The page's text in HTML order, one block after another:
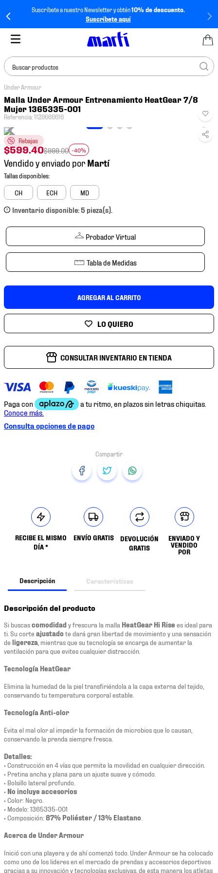
Suscríbete a nuestro Newsletter y obtén10% de descuento.
Suscríbete aquí
Buscar productos
Under Armour
Malla Under Armour Entrenamiento HeatGear 7/8
Mujer 1365335-001
Referencia:1129666616
Rebajas
$599.40$999.00 -40%
Vendido y enviado por
CH ECH MD
Inventario disponible: 5 pieza(s).
Probador Virtual
Tabla de Medidas
AGREGAR AL CARRITO
CONSULTAR INVENTARIO EN TIENDA
Consulta opciones de pago
RECIBE EL MISMO
DÍA *
ENVÍO GRATIS
DEVOLUCIÓN
GRATIS
ENVIADO Y
VENDIDO
POR
Descripción Características
Descripción del producto
Si buscascomodidad y frescura la malla HeatGear Hi Rise es ideal para
ti. Su corte ajustado te dará gran libertad de movimiento y una sensación
de ligereza , mientras que su tecnología se encarga de aumentar la
ventilación para que evites cualquier distracción.
Tecnología HeatGear
Elimina la humedad de la piel transfiriéndola a la capa externa del tejido,
conservando tu temperatura corporal estable.
Tecnología Anti-olor
Evita el mal olor al impedir la formación de microbios que lo causan,
conservando la prenda siempre fresca.
Detalles:
• Construcción en 4 vías que permite la movilidad en cualquier dirección.
• Pretina ancha y plana para un ajuste suave y cómodo.
• Bolsillo lateral profundo.
• No incluye accesorios
• Color: Negro.
• Modelo: 1365335-001
• Composición: 87% Poliéster / 13% Elastano
Acerca de Under Armour
Inició con una playera y de ahí comenzó todo. Under Armour se ha colocado
como uno de los lideres en el mercado de prendas y accesorios deportivos
gracias a su innovación y tecnologías exclusivas, de esta manera los atletas
TÉRMINOS MÁS
BUSCADOS
1.
tenis mujer
2.
tenis hombre
3.
tenis
4
tenis futbol
mochila
6.
jersey
10. tenis nike